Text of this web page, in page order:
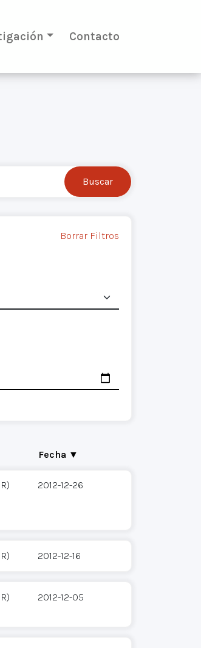
Contacto
Borrar Filtros
Fecha ▼
2012-12-26
2012-12-16
2012-12-05